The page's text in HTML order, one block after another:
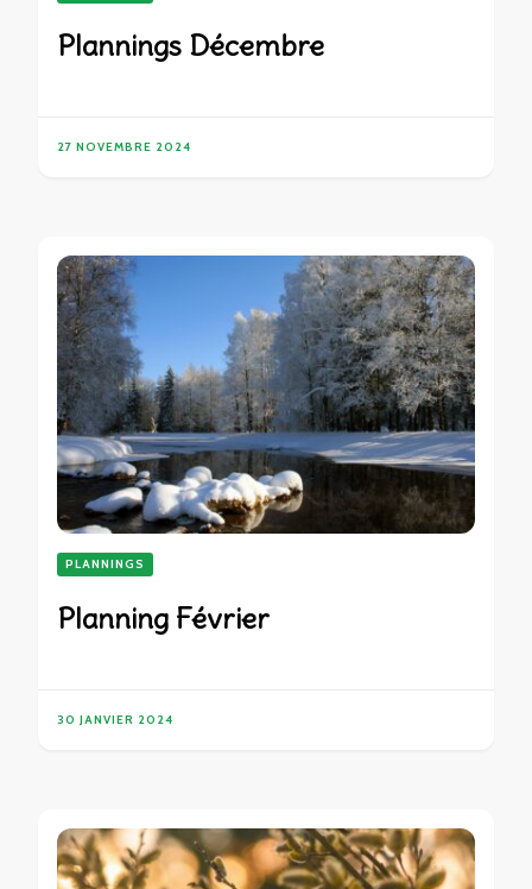
Plannings Décembre
27 NOVEMBRE 2024
PLANNINGS
Planning Février
30 JANVIER 2024